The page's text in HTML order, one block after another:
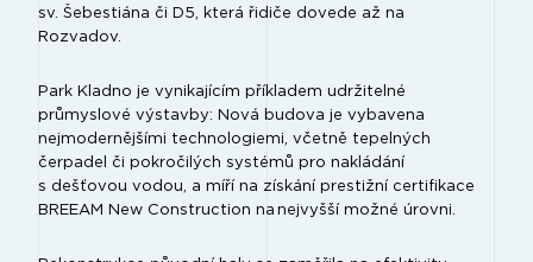
sv. Šebestiána či D5, která řidiče dovede až na
Rozvadov.
Park Kladno je vynikajícím příkladem udržitelné
průmyslové výstavby: Nová budova je vybavena
nejmodernějšími technologiemi, včetně tepelných
čerpadel či pokročilých systémů pro nakládání
s dešťovou vodou, a míří na získání prestižní certifikace
BREEAM New Construction na nejvyšší možné úrovni.